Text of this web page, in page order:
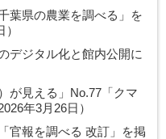
葉県の農業を調べる」を
ジタル化と館内公開に
が見える」No.77「クマ
年3月26日）
報を調べる 改訂」を掲